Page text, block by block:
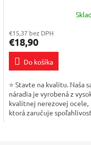
produktu
je
5,0
5
hviezdičiek.
€15,37 bez DPH
€18,90
Do košíka
⭐ Stavte na kvalitu. Naša
náradia je vyrobená z
kvalitnej nerezovej ocele,
ktorá zaručuje